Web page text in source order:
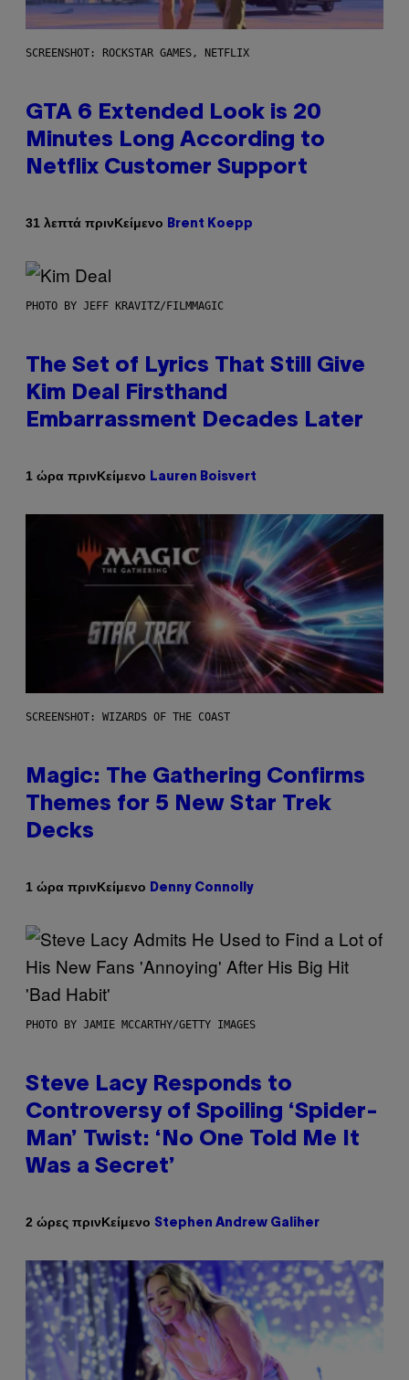
SCREENSHOT: ROCKSTAR GAMES, NETFLIX
GTA 6 Extended Look is 20
Minutes Long According to
Netflix Customer Support
31 λεπτά πρινΚείμενο Brent Koepp
PHOTO BY JEFF KRAVITZ/FILMMAGIC
The Set of Lyrics That Still Give
Kim Deal Firsthand
Embarrassment Decades Later
1 ώρα πρινΚείμενο Lauren Boisvert
SCREENSHOT: WIZARDS OF THE COAST
Magic: The Gathering Confirms
Themes for 5 New Star Trek
Decks
1 ώρα πρινΚείμενο Denny Connolly
PHOTO BY JAMIE MCCARTHY/GETTY IMAGES
Steve Lacy Responds to
Controversy of Spoiling ‘Spider-
Man’ Twist: ‘No One Told Me It
Was a Secret’
2 ώρες πρινΚείμενο Stephen Andrew Galiher